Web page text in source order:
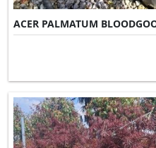
ACER PALMATUM